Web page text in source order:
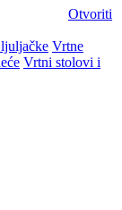
Otvoriti
Vrtne
Vrtni stolovi i